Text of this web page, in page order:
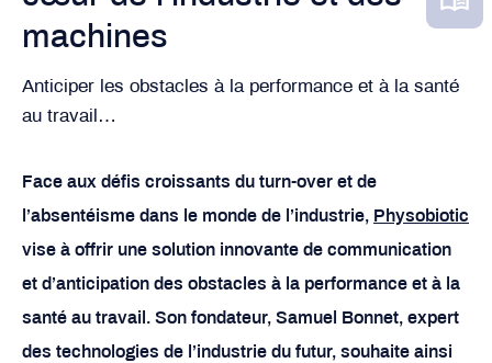
machines
Anticiper les obstacles à la performance et à la santé
au travail…
Face aux défis croissants du turn-over et de
l’absentéisme dans le monde de l’industrie, Physobiotic
vise à offrir une solution innovante de communication
et d’anticipation des obstacles à la performance et à la
santé au travail. Son fondateur, Samuel Bonnet, expert
des technologies de l’industrie du futur, souhaite ainsi